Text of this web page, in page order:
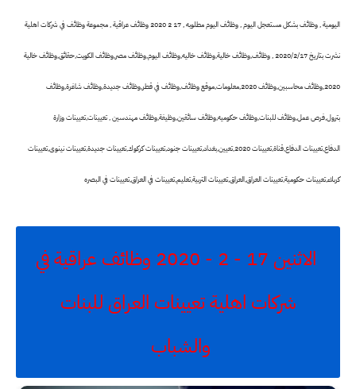
اليومية , وظائف بشكل مستعجل اليوم , وظائف اليوم مطلوبه , 17 2 2020 وظائف عراقية , مجموعة وظائف في شركات اهلية
نشرت بتاريخ 2020/2/17 , وظائف,وظائف خالية,وظائف خاليه,وظائف اليوم,وظائف مصر,وظائف الكويت,حقائق,وظائف خالية
2020,وظائف محاسبين,وظائف 2020,معلومات,موقع وظائف,وظائف في قطر,وظائف جديدة,وظائف شاغرة,وظائف
بترول,فرص عمل,وظائف للبنات,وظائف حكوميه,وظائف سائقين,وظيفة,وظائف مهندسين , تعيينات,تعيينات وزارة
الدفاع,تعيينات الدفاع,قناة,تعيينات 2020,تعيين,بغداد,تعيينات جنود,تعيينات كركوك,تعيينات جديدة,تعيينات نينوى,تعيينات
كربلاء,تعيينات حكومية,تعيينات العراق,العراق,تعيينات التربية,تعليم,تعيينات في العراق,تعيينات في البصره
الاثنين 17 - 2 - 2020 وظائف عراقية في
شركات اهلية تعيينات العراق للبنات
والشباب